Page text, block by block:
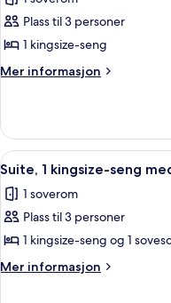
Suite
–
deluxe,
1
adgang
til
basseng
Plass til 3 personer
1 kingsize-seng
Mer informasjon
Mer
–
deluxe,
1
adgang
til
Åpne
alle
bildene
av
Suite,
1
6
Suite, 1 kingsize-seng
1 soverom
Plass til 3 personer
1 kingsize-seng og 1
Mer informasjon
Mer